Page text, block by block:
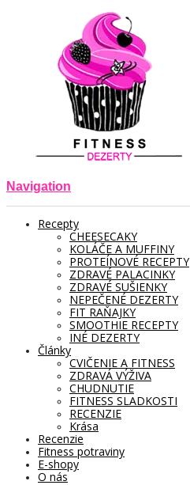
Navigation
Recepty
CHEESECAKY
KOLÁČE A MUFFINY
PROTEÍNOVÉ RECEPTY
ZDRAVÉ PALACINKY
ZDRAVÉ SUŠIENKY
NEPEČENÉ DEZERTY
FIT RAŇAJKY
SMOOTHIE RECEPTY
INÉ DEZERTY
Články
CVIČENIE A FITNESS
ZDRAVÁ VÝŽIVA
CHUDNUTIE
FITNESS SLADKOSTI
RECENZIE
Krása
Recenzie
Fitness potraviny
E-shopy
O nás